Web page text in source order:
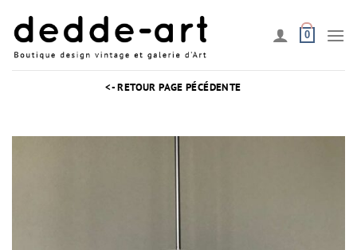
contenu
0
<- RETOUR PAGE PÉCÉDENTE